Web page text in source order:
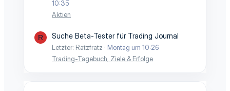
10:35
Aktien
R Suche Beta-Tester für Trading Journal
Letzter: Ratzfratz
Montag um 10:26
Trading-Tagebuch, Ziele & Erfolge